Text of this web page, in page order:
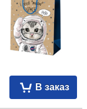
В заказ